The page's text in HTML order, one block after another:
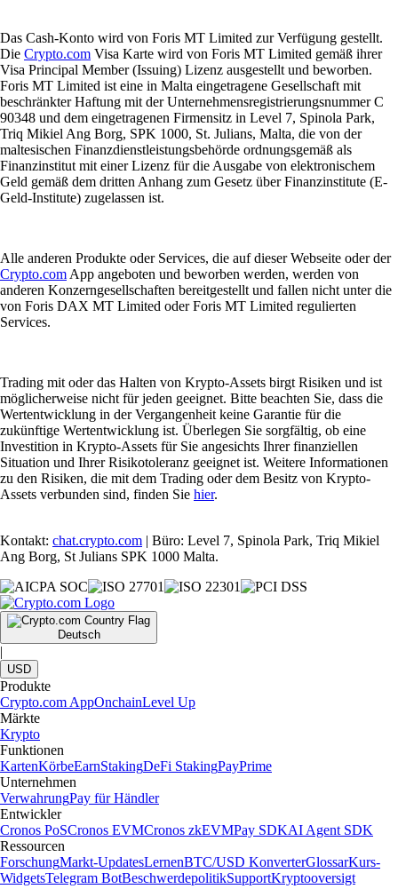
Das Cash-Konto wird von Foris MT Limited zur Verfügung gestellt.
Die Crypto.com Visa Karte wird von Foris MT Limited gemäß ihrer
Visa Principal Member (Issuing) Lizenz ausgestellt und beworben.
Foris MT Limited ist eine in Malta eingetragene Gesellschaft mit
beschränkter Haftung mit der Unternehmensregistrierungsnummer C
90348 und dem eingetragenen Firmensitz in Level 7, Spinola Park,
Triq Mikiel Ang Borg, SPK 1000, St. Julians, Malta, die von der
maltesischen Finanzdienstleistungsbehörde ordnungsgemäß als
Finanzinstitut mit einer Lizenz für die Ausgabe von elektronischem
Geld gemäß dem dritten Anhang zum Gesetz über Finanzinstitute (E-
Geld-Institute) zugelassen ist.
Alle anderen Produkte oder Services, die auf dieser Webseite oder der
Crypto.com App angeboten und beworben werden, werden von
anderen Konzerngesellschaften bereitgestellt und fallen nicht unter die
von Foris DAX MT Limited oder Foris MT Limited regulierten
Services.
Trading mit oder das Halten von Krypto-Assets birgt Risiken und ist
möglicherweise nicht für jeden geeignet. Bitte beachten Sie, dass die
Wertentwicklung in der Vergangenheit keine Garantie für die
zukünftige Wertentwicklung ist. Überlegen Sie sorgfältig, ob eine
Investition in Krypto-Assets für Sie angesichts Ihrer finanziellen
Situation und Ihrer Risikotoleranz geeignet ist. Weitere Informationen
zu den Risiken, die mit dem Trading oder dem Besitz von Krypto-
Assets verbunden sind, finden Sie hier.
Kontakt: chat.crypto.com | Büro: Level 7, Spinola Park, Triq Mikiel
Ang Borg, St Julians SPK 1000 Malta.
Deutsch
|
USD
Produkte
Crypto.com AppOnchainLevel Up
Märkte
Krypto
Funktionen
KartenKörbeEarnStakingDeFi StakingPayPrime
Unternehmen
VerwahrungPay für Händler
Entwickler
Cronos PoSCronos EVMCronos zkEVMPay SDKAI Agent SDK
Ressourcen
ForschungMarkt-UpdatesLernenBTC/USD KonverterGlossarKurs-
WidgetsTelegram BotBeschwerdepolitikSupportKryptooversigt